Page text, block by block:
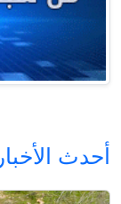
أحدث الأخبار